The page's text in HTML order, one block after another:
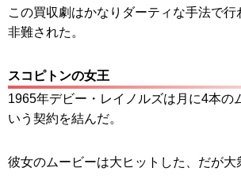
この買収劇はかなりダーティな手法で行
非難された。
スコピトンの女王
1965年デビー・レイノルズは月に4本の
いう契約を結んだ。
彼女のムービーは大ヒットした、だが大